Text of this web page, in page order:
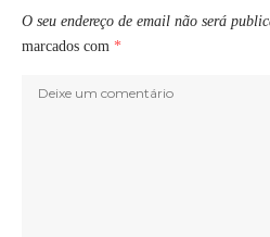
O seu endereço de email não será
marcados com *